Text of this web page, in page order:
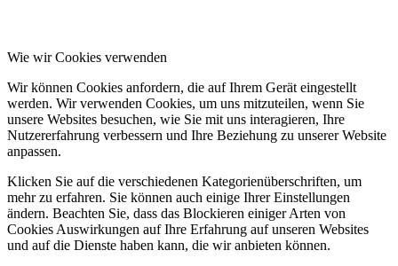
Wie wir Cookies verwenden
Wir können Cookies anfordern, die auf Ihrem Gerät eingestellt
werden. Wir verwenden Cookies, um uns mitzuteilen, wenn Sie
unsere Websites besuchen, wie Sie mit uns interagieren, Ihre
Nutzererfahrung verbessern und Ihre Beziehung zu unserer Website
anpassen.
Klicken Sie auf die verschiedenen Kategorienüberschriften, um
mehr zu erfahren. Sie können auch einige Ihrer Einstellungen
ändern. Beachten Sie, dass das Blockieren einiger Arten von
Cookies Auswirkungen auf Ihre Erfahrung auf unseren Websites
und auf die Dienste haben kann, die wir anbieten können.